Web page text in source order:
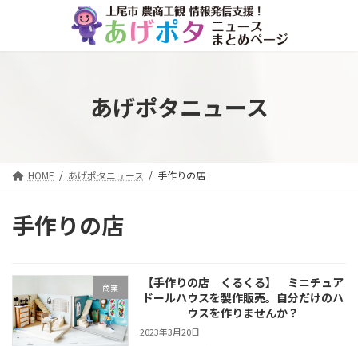
ン
ー
あげポタニュース
HOME あげポタニュース 手作りの店
手作りの店
商業
【手作りの店 くるくる】 ミニチュア
ドールハウスを製作販売。自分だけのハ
ウスを作りませんか？
2023年3月20日